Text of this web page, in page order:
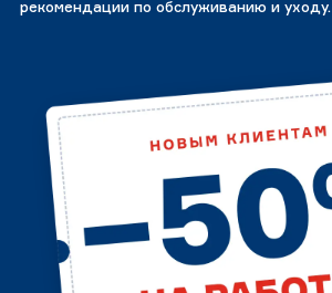
рекомендации по обслуживанию и уходу.